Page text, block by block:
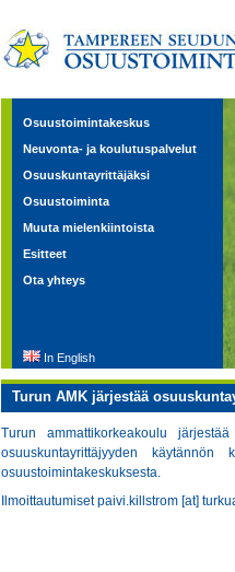
Osuustoimintakeskus
Neuvonta- ja koulutuspalvelut
Osuuskuntayrittäjäksi
Osuustoiminta
Muuta mielenkiintoista
Esitteet
Ota yhteys
In English
Turun AMK järjestää
Turun ammattikorkeakoulu
osuuskuntayrittäjyyden
osuustoimintakeskuksesta.
Ilmoittautumiset paivi.killstrom [at]